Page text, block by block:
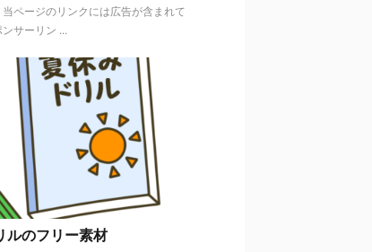
ページのリンクには広告が含まれて
サーリン ...
ルのフリー素材